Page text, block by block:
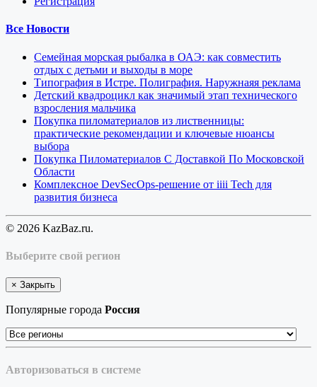
Все Новости
Семейная морская рыбалка в ОАЭ: как совместить
отдых с детьми и выходы в море
Типография в Истре. Полиграфия. Наружнаяя реклама
Детский квадроцикл как значимый этап технического
взросления мальчика
Покупка пиломатериалов из лиственницы:
практические рекомендации и ключевые нюансы
выбора
Покупка Пиломатериалов С Доставкой По Московской
Области
Комплексное DevSecOps-решение от iiii Tech для
развития бизнеса
© 2026 KazBaz.ru.
Выберите свой регион
× Закрыть
Популярные города Россия
Авторизоваться в системе